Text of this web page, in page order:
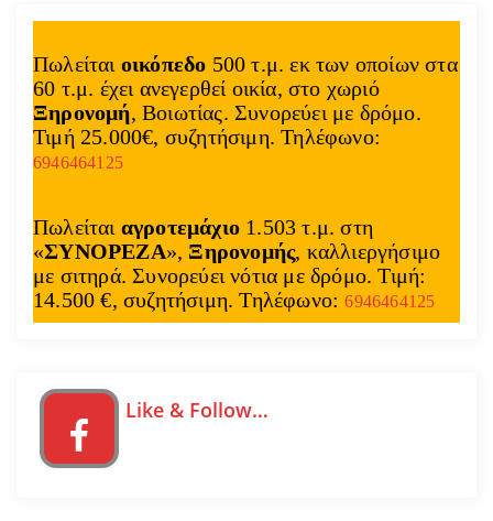
Πωλείται οικόπεδο 500 τ.μ. εκ των οποίων στα
60 τ.μ. έχει ανεγερθεί οικία, στο χωριό
Ξηρονομή, Βοιωτίας. Συνορεύει με δρόμο.
Τιμή 25.000€, συζητήσιμη. Τηλέφωνο:
6946464125
Πωλείται αγροτεμάχιο 1.503 τ.μ. στη
«ΣΥΝΟΡΕΖΑ», Ξηρονομής, καλλιεργήσιμο
με σιτηρά. Συνορεύει νότια με δρόμο. Τιμή:
14.500 €, συζητήσιμη. Τηλέφωνο:6946464125
Like & Follow…